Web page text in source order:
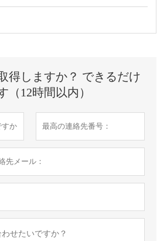
得しますか？ できるだけ
（12時間以内）